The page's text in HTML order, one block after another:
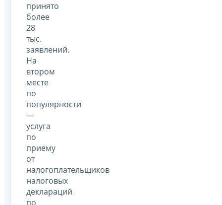
принято
более
28
тыс.
заявлений.
На
втором
месте
по
популярности
—
услуга
по
приему
от
налогоплательщиков
налоговых
деклараций
по